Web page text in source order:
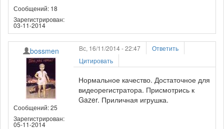
Сообщений: 18
Зарегистрирован:
03-11-2014
bossmen
Сообщений: 25
Зарегистрирован:
05-11-2014
Вс, 16/11/2014 - 22:47
Ответить
Цитировать
Нормальное качество. Достаточное для
видеорегистратора. Присмотрись к
Gazer. Приличная игрушка.